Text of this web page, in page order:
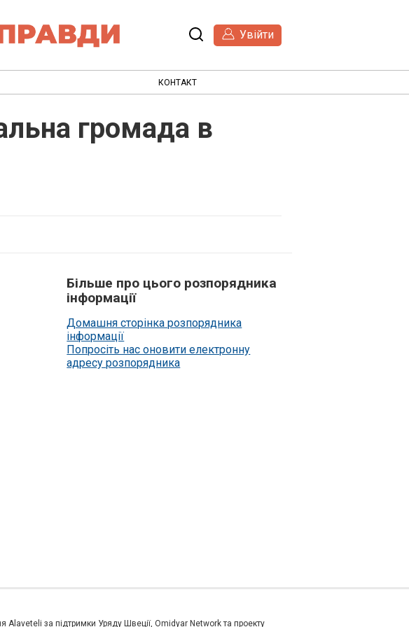
Увійти
КОНТАКТ
громада в
Більше про цього розпорядника
інформації
Домашня сторінка розпорядника
інформації
Попросіть нас оновити електронну
адресу розпорядника
Alaveteli за підтримки Уряду Швеції, Omidyar Network та проекту